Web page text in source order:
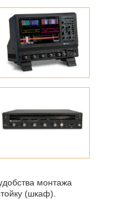
монтажа
(шкаф).